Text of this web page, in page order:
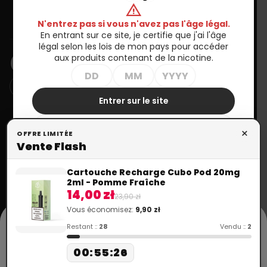
Ce site utilise des cookies conformément à la Politique de
Confidentialité pour fournir des services. Plus d'informations se
trouvent dans la section "Cookies". L'utilisation du site signifie qu'ils
Informations
BULLETIN D'INFORMATION
Vous pouvez vous désinscrire à tout moment. Vous trouverez
pour cela nos informations de contact dans les conditions
Votre
compte
Suivi de
commande
Connexion
Besoin d'aide ?
call+48 699 570 064
+33 672 757 815
mailcontact@doctorvape.eu
warning
N'entrez pas si vous n'avez pas l'âge légal.
En entrant sur ce site, je certifie que j'ai l'âge
légal selon les lois de mon pays pour accéder
aux produits contenant de la nicotine.
Entrer sur le site
×
OFFRE LIMITÉE
Vente Flash
Cartouche Recharge Cubo Pod 20mg
2ml - Pomme Fraîche
14,00 zł23,90 zł
Vous économisez: 9,90 zł
Restant :: 28 Vendu :: 2
00:55:26